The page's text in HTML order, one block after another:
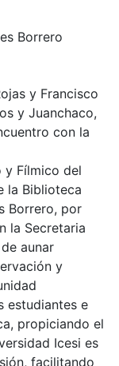
Borrero
y Francisco
y Juanchaco,
con la
y Fílmico del
la Biblioteca
Borrero, por
la Secretaria
aunar
y
estudiantes e
propiciando el
Icesi es
facilitando